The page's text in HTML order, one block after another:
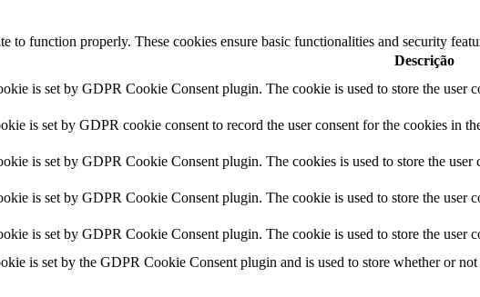
to function properly. These cookies ensure basic functionalities and security
Descrição
is set by GDPR Cookie Consent plugin. The cookie is used to store the user
is set by GDPR cookie consent to record the user consent for the cookies in
is set by GDPR Cookie Consent plugin. The cookies is used to store the
is set by GDPR Cookie Consent plugin. The cookie is used to store the user
is set by GDPR Cookie Consent plugin. The cookie is used to store the user
is set by the GDPR Cookie Consent plugin and is used to store whether or